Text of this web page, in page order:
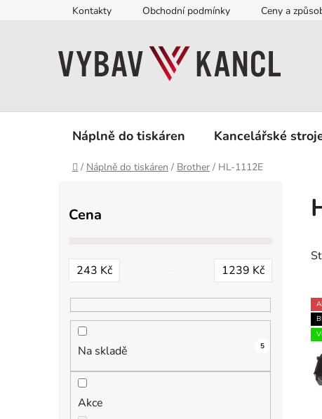
Kontakty Obchodní podmínky Ceny a
Náplně do tiskáren Kancelářské
Domů
/ Náplně do tiskáren / Brother / HL-1112E
Cena
243 Kč 1239 Kč
Na skladě 5
Akce
V
ý
p
s
p